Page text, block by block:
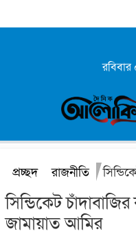
প্রচ্ছদ রাজনীতি
সিন্ডিকেট
জামায়াত আমির